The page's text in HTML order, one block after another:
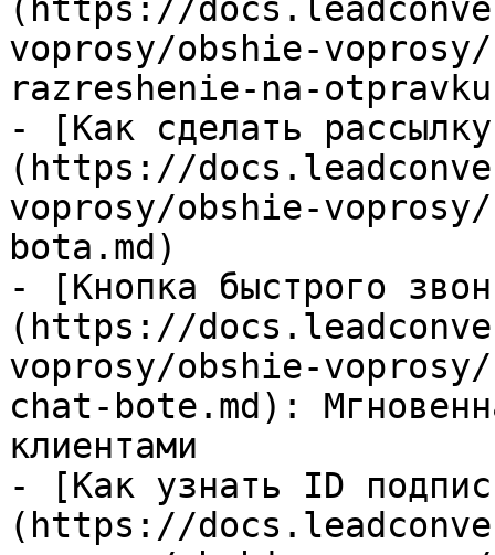
(https://
voprosy/obshie-
razreshenie-na-
- [Как сделать
(https://
voprosy/obshie-
bota.md)
- [Кнопка быстрого
(https://
voprosy/obshie-
chat-bote.md):
клиентами
- [Как узнать ID
(https://